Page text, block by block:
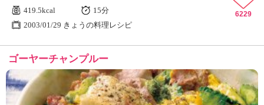
419.5kcal
15分
2003/01/29 きょうの料理レシピ
6229
ゴーヤーチャンプルー